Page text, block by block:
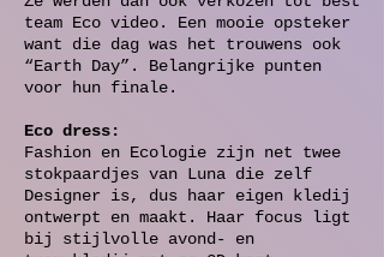
team Eco video. Een mooie opsteker
want die dag was het trouwens ook
“Earth Day”. Belangrijke punten
voor hun finale.
Eco dress:
Fashion en Ecologie zijn net twee
stokpaardjes van Luna die zelf
Designer is, dus haar eigen kledij
ontwerpt en maakt. Haar focus ligt
bij stijlvolle avond- en